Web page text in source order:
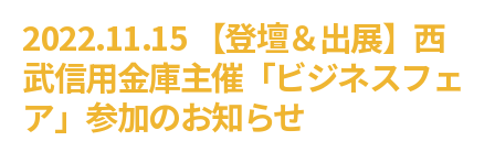
2022.11.15 【登壇＆出展】西
武信用金庫主催「ビジネスフェ
ア」参加のお知らせ